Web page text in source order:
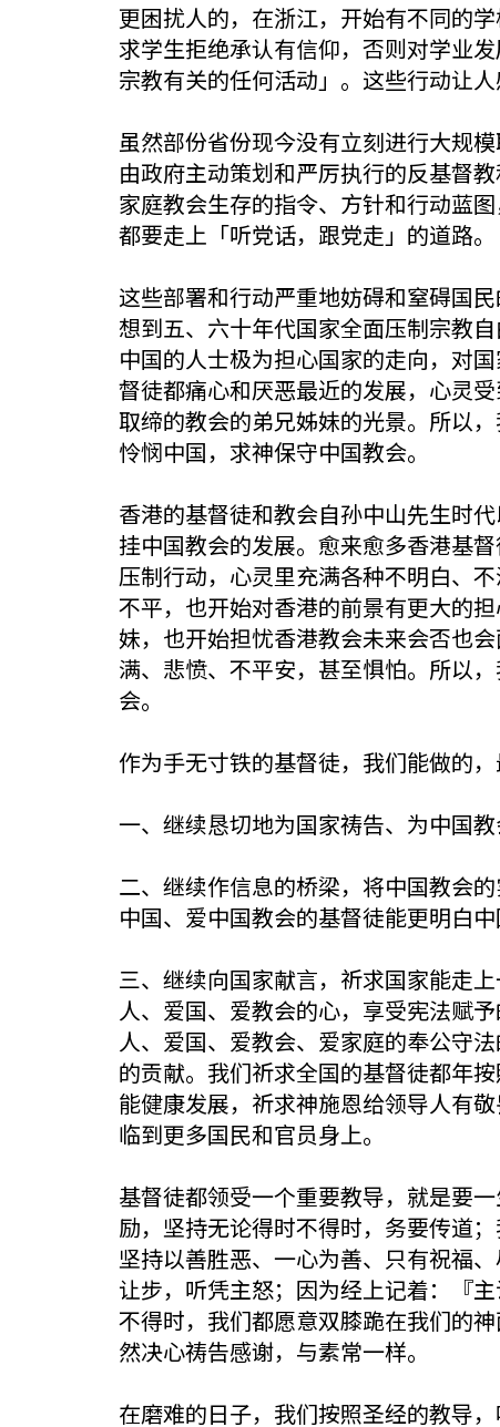
更困扰人的，在浙江，开始有不同的
求学生拒绝承认有信仰，否则对学业
宗教有关的任何活动」。这些行动让
虽然部份省份现今没有立刻进行大规
由政府主动策划和严厉执行的反基督
家庭教会生存的指令、方针和行动蓝
都要走上「听党话，跟党走」的道路。
这些部署和行动严重地妨碍和窒碍国
想到五、六十年代国家全面压制宗教
中国的人士极为担心国家的走向，对
督徒都痛心和厌恶最近的发展，心灵
取缔的教会的弟兄姊妹的光景。所以
怜悯中国，求神保守中国教会。
香港的基督徒和教会自孙中山先生时
挂中国教会的发展。愈来愈多香港基
压制行动，心灵里充满各种不明白、
不平，也开始对香港的前景有更大的
妹，也开始担忧香港教会未来会否也
满、悲愤、不平安，甚至惧怕。所以
会。
作为手无寸铁的基督徒，我们能做的，
一、继续恳切地为国家祷告、为中国
二、继续作信息的桥梁，将中国教会
中国、爱中国教会的基督徒能更明白
三、继续向国家献言，祈求国家能走
人、爱国、爱教会的心，享受宪法赋
人、爱国、爱教会、爱家庭的奉公守
的贡献。我们祈求全国的基督徒都年
能健康发展，祈求神施恩给领导人有
临到更多国民和官员身上。
基督徒都领受一个重要教导，就是要
励，坚持无论得时不得时，务要传道
坚持以善胜恶、一心为善、只有祝福
让步，听凭主怒；因为经上记着：『
不得时，我们都愿意双膝跪在我们的
然决心祷告感谢，与素常一样。
在磨难的日子，我们按照圣经的教导